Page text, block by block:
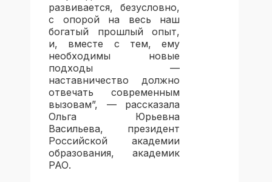
развивается, безусловно,
с опорой на весь наш
богатый прошлый опыт,
и, вместе с тем, ему
необходимы новые
подходы —
наставничество должно
отвечать современным
вызовам”, — рассказала
Ольга Юрьевна
Васильева, президент
Российской академии
образования, академик
РАО.